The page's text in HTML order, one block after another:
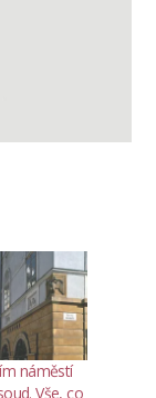
náměstí
Vše, co